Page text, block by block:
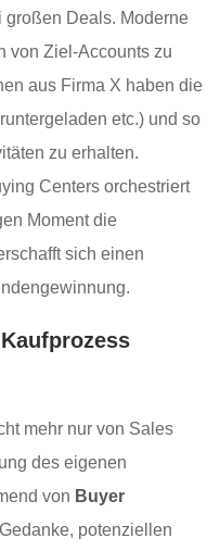
Deals. Moderne
von Ziel-Accounts zu
aus Firma X haben die
etc.) und so
zu erhalten.
Centers orchestriert
Moment die
sich einen
mehr nur von Sales
des eigenen
von Buyer
potenziellen